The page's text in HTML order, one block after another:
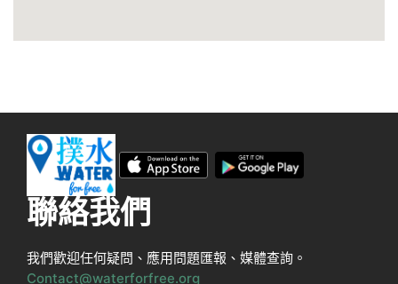
聯絡我們
我們歡迎任何疑問、應用問題匯報、媒體查詢。
Contact@waterforfree.org